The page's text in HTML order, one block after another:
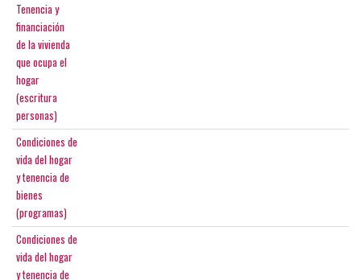
Tenencia y
financiación
de la vivienda
que ocupa el
hogar
(escritura
personas)
Condiciones de
vida del hogar
y tenencia de
bienes
(programas)
Condiciones de
vida del hogar
y tenencia de